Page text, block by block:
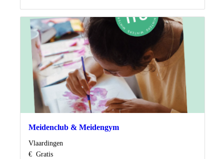
Meidenclub & Meidengym
Locatie
Vlaardingen
Kosten
€ Gratis